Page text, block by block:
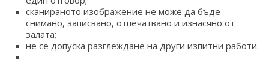
сканираното изображение не може да бъде
снимано, записвано, отпечатвано и изнасяно от
залата;
не се допуска разглеждане на други изпитни работи.